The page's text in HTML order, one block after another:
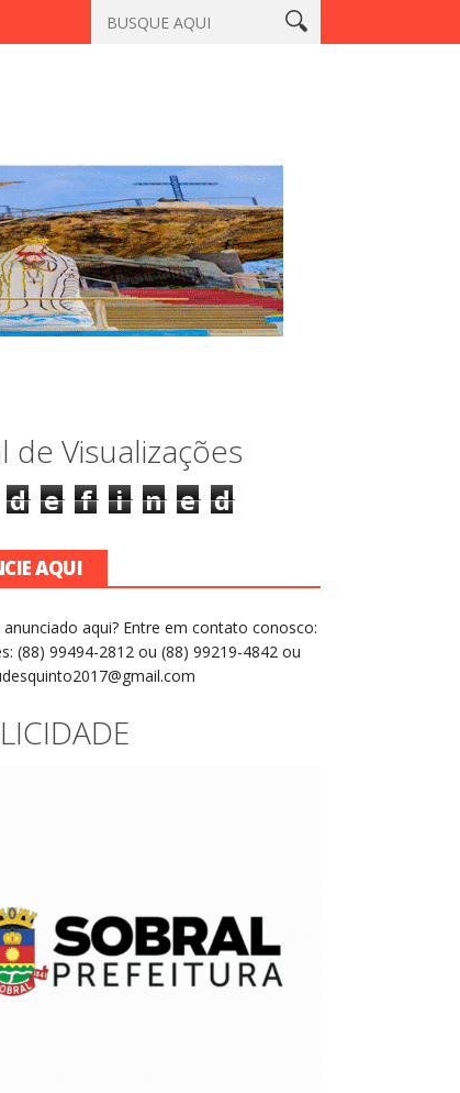
Vigilante é morto a tiros em laboratório no centro de
de Visualizações
d e f i n e d
AQUI
anunciado aqui? Entre em contato conosco:
(88) 99494-2812 ou (88) 99219-4842 ou